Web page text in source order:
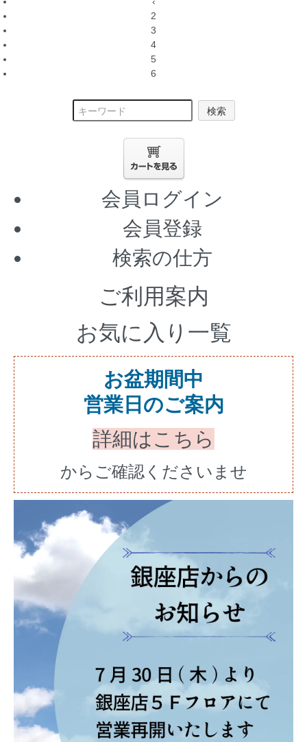
2
3
4
5
6
検索
会員ログイン
会員登録
検索の仕方
ご利用案内
お気に入り一覧
お盆期間中
営業日のご案内
詳細はこちら
からご確認くださいませ